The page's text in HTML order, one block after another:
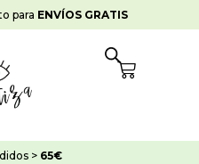
para ENVÍOS GRATIS
Cart
> 65€